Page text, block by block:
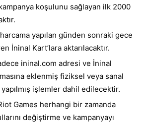
koşulunu sağlayan ilk 2000
yapılan günden sonraki gece
İninal Kart’lara aktarılacaktır.
ininal.com adresi ve İninal
eklenmiş fiziksel veya sanal
işlemler dahil edilecektir.
Games herhangi bir zamanda
değiştirme ve kampanyayı